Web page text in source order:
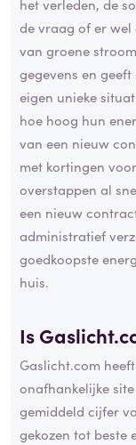
het verleden, de
de vraag of er
van groene
gegevens en
eigen unieke
hoe hoog hun
van een nieuw
met kortingen
overstappen al
een nieuw
administratief
goedkoopste
huis.
Is
Gaslicht.com
onafhankelijke
gemiddeld cijfer
gekozen tot beste